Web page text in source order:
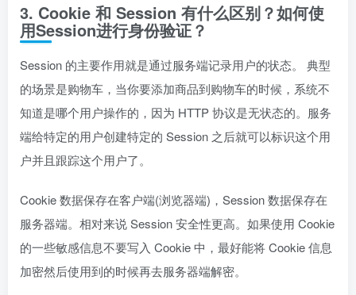
3. Cookie 和 Session 有什么区别？如何使
用Session进行身份验证？
Session 的主要作用就是通过服务端记录用户的状态。 典型
的场景是购物车，当你要添加商品到购物车的时候，系统不
知道是哪个用户操作的，因为 HTTP 协议是无状态的。服务
端给特定的用户创建特定的 Session 之后就可以标识这个用
户并且跟踪这个用户了。
Cookie 数据保存在客户端(浏览器端)，Session 数据保存在
服务器端。相对来说 Session 安全性更高。如果使用 Cookie
的一些敏感信息不要写入 Cookie 中，最好能将 Cookie 信息
加密然后使用到的时候再去服务器端解密。